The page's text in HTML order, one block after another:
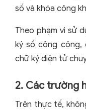
số và khóa công
Theo phạm vi sử
ký số công cộng,
chữ ký điện tử
2. Các trường
Trên thực tế,